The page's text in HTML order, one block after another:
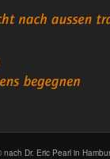
Dr. Eric Pearl in